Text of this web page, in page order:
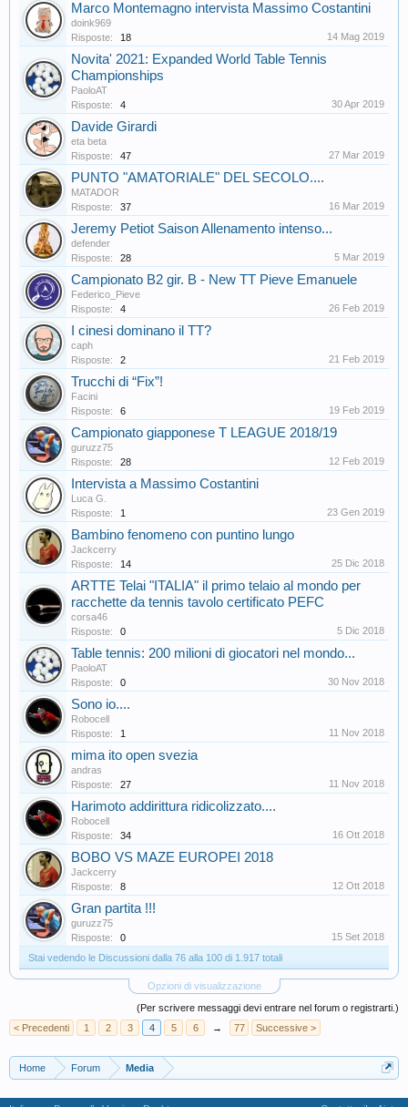
Marco Montemagno intervista Massimo Costantini
doink969
Risposte:
18 14 Mag 2019
Novita' 2021: Expanded World Table Tennis
Championships
PaoloAT
Risposte:
4 30 Apr 2019
Davide Girardi
eta beta
Risposte:
47 27 Mar 2019
PUNTO "AMATORIALE" DEL SECOLO....
MATADOR
Risposte:
37 16 Mar 2019
Jeremy Petiot Saison Allenamento intenso...
defender
Risposte:
28 5 Mar 2019
Campionato B2 gir. B - New TT Pieve Emanuele
Federico_Pieve
Risposte:
4 26 Feb 2019
I cinesi dominano il TT?
caph
Risposte:
2 21 Feb 2019
Trucchi di “Fix”!
Facini
Risposte:
6 19 Feb 2019
Campionato giapponese T LEAGUE 2018/19
guruzz75
Risposte:
28 12 Feb 2019
Intervista a Massimo Costantini
Luca G.
Risposte:
1 23 Gen 2019
Bambino fenomeno con puntino lungo
Jackcerry
Risposte:
14 25 Dic 2018
ARTTE Telai "ITALIA" il primo telaio al mondo per
racchette da tennis tavolo certificato PEFC
corsa46
Risposte:
0 5 Dic 2018
Table tennis: 200 milioni di giocatori nel mondo...
PaoloAT
Risposte:
0 30 Nov 2018
Sono io....
Robocell
Risposte:
1 11 Nov 2018
mima ito open svezia
andras
Risposte:
27 11 Nov 2018
Harimoto addirittura ridicolizzato....
Robocell
Risposte:
34 16 Ott 2018
BOBO VS MAZE EUROPEI 2018
Jackcerry
Risposte:
8 12 Ott 2018
Gran partita !!!
guruzz75
Risposte:
0
15 Set 2018
Stai vedendo le Discussioni dalla 76 alla 100 di 1.917 totali
Opzioni di visualizzazione
(Per scrivere messaggi devi entrare nel forum o registrarti.)
< Precedenti
1 2 3 4 5 6 → 77 Successive >
Home Forum Media